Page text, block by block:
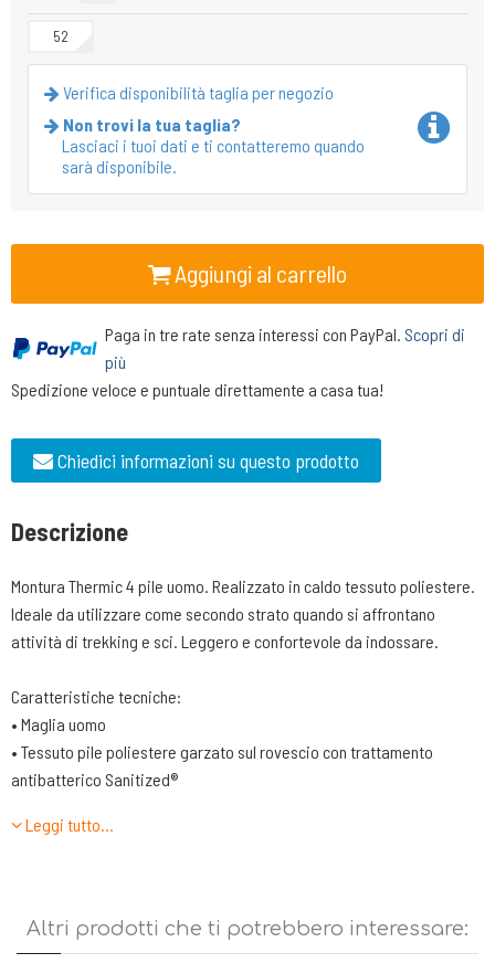
52
Verifica disponibilità taglia per negozio
Non trovi la tua taglia?
Lasciaci i tuoi dati e ti contatteremo quando
sarà disponibile.
Aggiungi al carrello
Paga in tre rate senza interessi con PayPal. Scopri di
più
Spedizione veloce e puntuale direttamente a casa tua!
Chiedici informazioni su questo prodotto
Descrizione
Montura Thermic 4 pile uomo. Realizzato in caldo tessuto poliestere.
Ideale da utilizzare come secondo strato quando si affrontano
attività di trekking e sci. Leggero e confortevole da indossare.
Caratteristiche tecniche:
• Maglia uomo
• Tessuto pile poliestere garzato sul rovescio con trattamento
antibatterico Sanitized®
• Centro davanti con zip
Leggi tutto…
Altri prodotti che ti potrebbero interessare: